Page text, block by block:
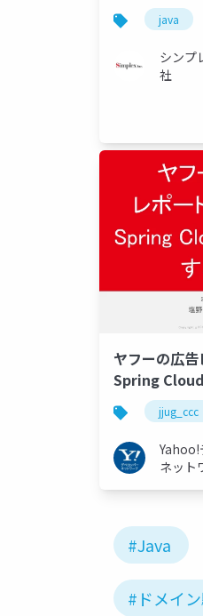
java
シンプ
社
ヤフーの広
Spring
で #jjug_ccc
jjug_ccc
Yahoo!
ネット
#Java
#ドメイ